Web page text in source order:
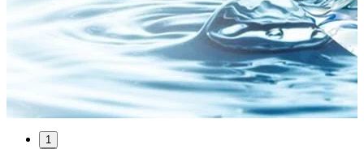
1